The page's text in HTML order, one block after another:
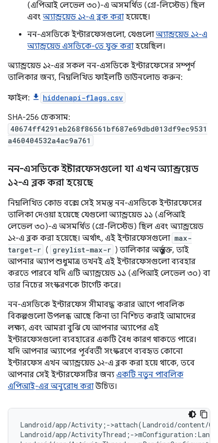
(এপিআই লেভেল ৩০)-এ অসমর্থিত (গ্রে-লিস্টেড) ছিল
এবং অ্যান্ড্রয়েড ১২-এ ব্লক করাহয়েছে।
নন-এসডিকে ইন্টারফেসগুলো, যেগুলোঅ্যান্ড্রয়েড ১২-এ
অ্যান্ড্রয়েড এসডিকে-তে যুক্ত করাহয়েছিল।
অ্যান্ড্রয়েড ১২-এর সকল নন-এসডিকে ইন্টারফেসের সম্পূর্ণ
তালিকার জন্য, নিম্নলিখিত ফাইলটি ডাউনলোড করুন:
ফাইল: hiddenapi-flags.csv
SHA-256 চেকসাম:
40674ff4291eb268f86561bf687e69dbd013df9ec9531
a460404532a4ac9a761
নন-এসডিকে ইন্টারফেসগুলো যা এখন অ্যান্ড্রয়েড
১২-এ ব্লক করা হয়েছে
নিম্নলিখিত কোড বক্সে সেই সমস্ত নন-এসডিকে ইন্টারফেসের
তালিকা দেওয়া হয়েছে যেগুলো অ্যান্ড্রয়েড ১১ (এপিআই
লেভেল ৩০)-এ অসমর্থিত (গ্রে-লিস্টেড) ছিল এবং অ্যান্ড্রয়েড
১২-এ ব্লক করা হয়েছে। অর্থাৎ, এই ইন্টারফেসগুলো max-
target-r ( greylist-max-r ) তালিকার অন্তর্ভুক্ত, তাই
আপনার অ্যাপ শুধুমাত্র তখনই এই ইন্টারফেসগুলো ব্যবহার
করতে পারবে যদি এটি অ্যান্ড্রয়েড ১১ (এপিআই লেভেল ৩০) বা
তার নিচের সংস্করণকে টার্গেট করে।
নন-এসডিকে ইন্টারফেস সীমাবদ্ধ করার আগে পাবলিক
বিকল্পগুলো উপলব্ধ আছে কিনা তা নিশ্চিত করাই আমাদের
লক্ষ্য, এবং আমরা বুঝি যে আপনার অ্যাপের এই
ইন্টারফেসগুলো ব্যবহারের একটি বৈধ কারণ থাকতে পারে।
যদি আপনার অ্যাপের পূর্ববর্তী সংস্করণে ব্যবহৃত কোনো
ইন্টারফেস এখন অ্যান্ড্রয়েড ১২-এ ব্লক করা হয়ে থাকে, তবে
আপনার সেই ইন্টারফেসটির জন্য একটি নতুন পাবলিক
এপিআই-এর অনুরোধ করাউচিত।
Landroid/app/Activity;->attach(Landroid/content/
Landroid/app/ActivityThread;-